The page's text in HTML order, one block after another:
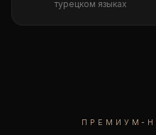
турецком языках
ПРЕМИУМ-